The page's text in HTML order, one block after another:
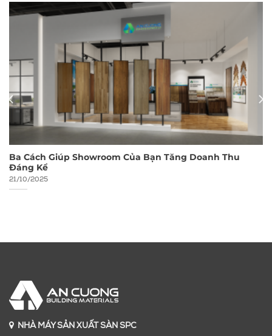
Ba Cách Giúp Showroom Của Bạn Tăng Doanh Thu
Đáng Kể
21/10/2025
NHÀ MÁY SẢN XUẤT SÀN SPC